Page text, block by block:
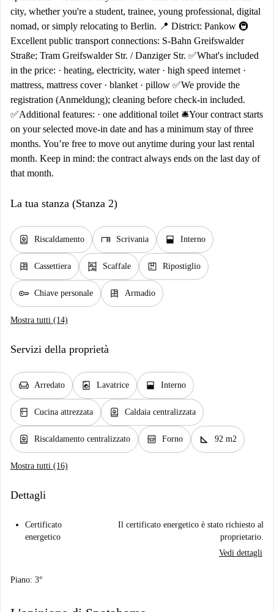
city, whether you're a student, trainee, young professional, digital
nomad, or simply relocating to Berlin. 📍 District: Pankow 🚇
Excellent public transport connections: S-Bahn Greifswalder
Straße; Tram Greifswalder Str. / Danziger Str. ✅What's included
in the price: · heating, electricity, water · high speed internet ·
mattress, mattress cover · blanket · pillow ✅We provide the
registration (Anmeldung); cleaning before check-in included.
✅Additional features: · one additional toilet 🛎️Your contract starts
on your selected move-in date and has a minimum stay of three
months. You’re free to move out anytime during your last rental
month. Keep in mind: the contract always ends on the last day of
that month.
La tua stanza (Stanza 2)
water_heater Riscaldamento desk Scrivania window_open Interno
dresser Cassettiera shelves Scaffale package Ripostiglio
key Chiave personale dresser Armadio
Mostra tutti (14)
Servizi della proprietà
chair Arredato local_laundry_service Lavatrice window_open Interno
kitchen Cucina attrezzata water_heater Caldaia centralizzata
water_heater Riscaldamento centralizzato oven_gen Forno square_foot 92 m2
Mostra tutti (16)
Dettagli
Certificato
energetico
Il certificato energetico è stato richiesto al
proprietario.
Vedi dettagli
Piano: 3°